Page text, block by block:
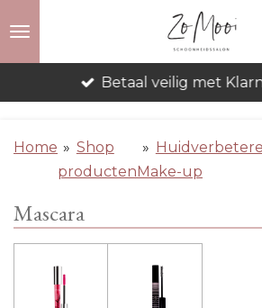
Betaal veilig met
Home » Shop
producten
»
Make-up
Mascara